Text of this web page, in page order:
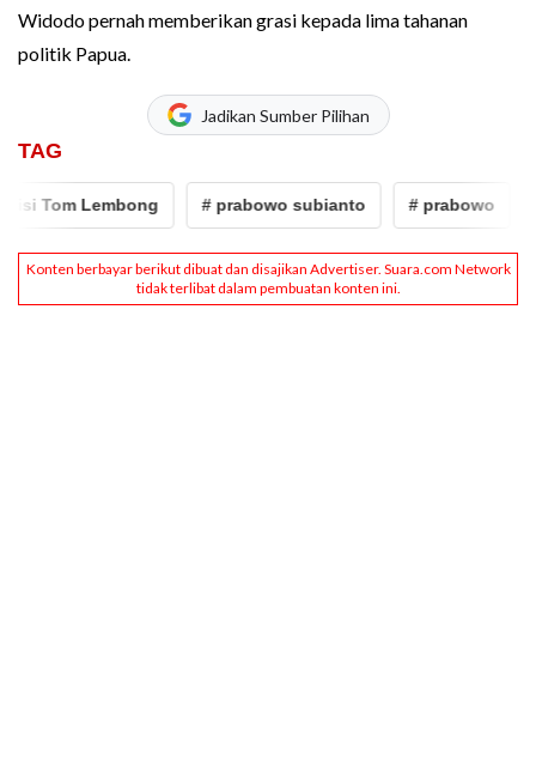
Widodo pernah memberikan grasi kepada lima tahanan
politik Papua.
Jadikan Sumber Pilihan
TAG
Lembong # prabowo subianto # prabowo #